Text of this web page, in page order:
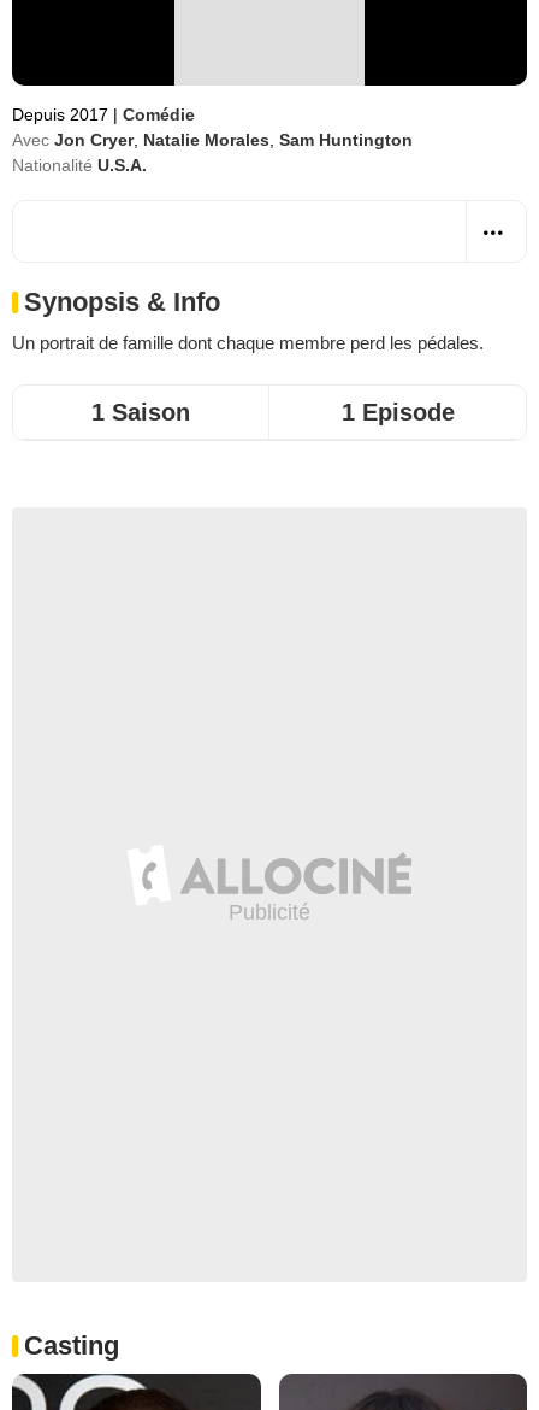
Depuis 2017 | Comédie
Avec Jon Cryer, Natalie Morales Sam Huntington
Nationalité U.S.A.
Synopsis & Info
Un portrait de famille dont chaque membre perd les pédales.
1 Saison 1 Episode
Casting